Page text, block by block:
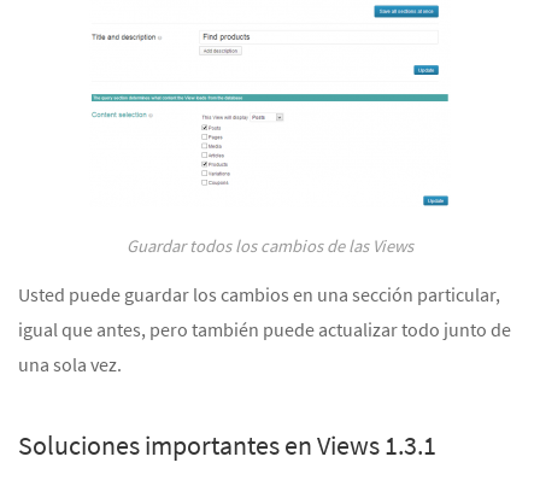
Guardar todos los cambios de las Views
Usted puede guardar los cambios en una sección particular,
igual que antes, pero también puede actualizar todo junto de
una sola vez.
Soluciones importantes en Views 1.3.1